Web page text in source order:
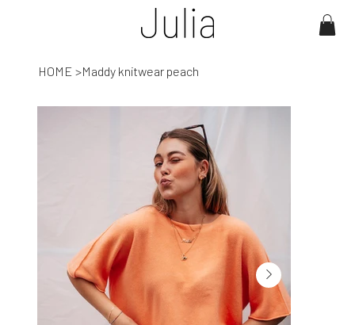
HOME >Maddy knitwear peach